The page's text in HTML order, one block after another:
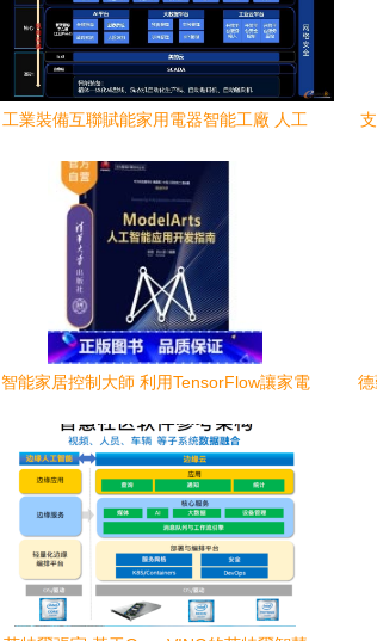
工業裝備互聯賦能家用電器智能工廠 人工
智能家居控制大師 利用TensorFlow讓家電